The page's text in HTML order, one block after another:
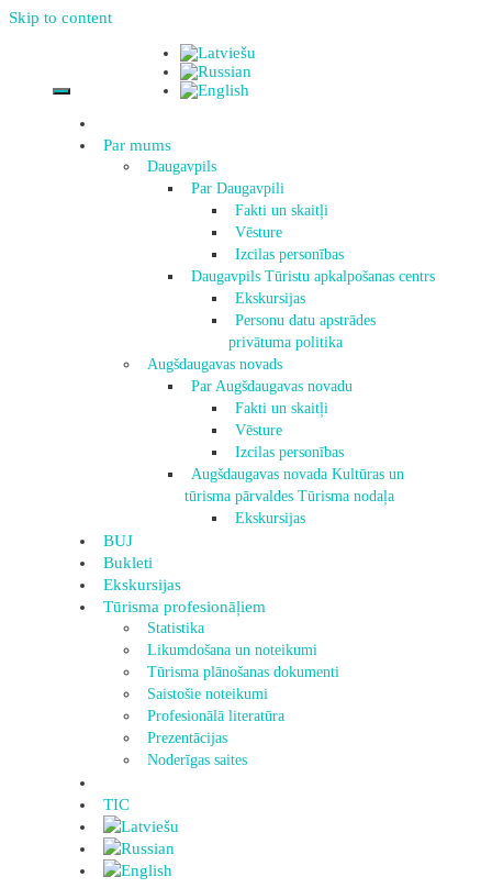
Skip to content
Par mums
Daugavpils
Par Daugavpili
Fakti un skaitļi
Vēsture
Izcilas personības
Daugavpils Tūristu apkalpošanas centrs
Ekskursijas
Personu datu apstrādes
privātuma politika
Augšdaugavas novads
Par Augšdaugavas novadu
Fakti un skaitļi
Vēsture
Izcilas personības
Augšdaugavas novada Kultūras un
tūrisma pārvaldes Tūrisma nodaļa
Ekskursijas
BUJ
Bukleti
Ekskursijas
Tūrisma profesionāļiem
Statistika
Likumdošana un noteikumi
Tūrisma plānošanas dokumenti
Saistošie noteikumi
Profesionālā literatūra
Prezentācijas
Noderīgas saites
TIC